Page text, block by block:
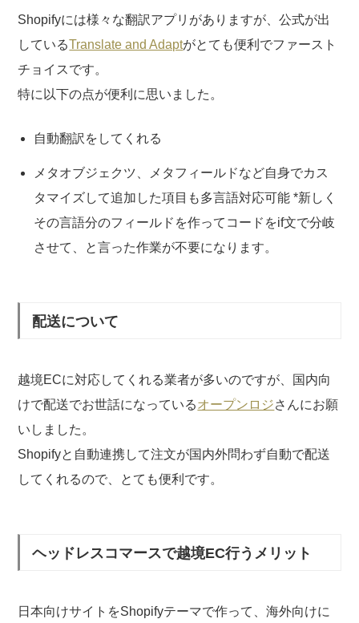
Shopifyには様々な翻訳アプリがありますが、公式が出
しているTranslate and Adaptがとても便利でファースト
チョイスです。
特に以下の点が便利に思いました。
自動翻訳をしてくれる
メタオブジェクツ、メタフィールドなど自身でカス
タマイズして追加した項目も多言語対応可能 *新しく
その言語分のフィールドを作ってコードをif文で分岐
させて、と言った作業が不要になります。
配送について
越境ECに対応してくれる業者が多いのですが、国内向
けで配送でお世話になっているオープンロジさんにお願
いしました。
Shopifyと自動連携して注文が国内外問わず自動で配送
してくれるので、とても便利です。
ヘッドレスコマースで越境EC行うメリット
日本向けサイトをShopifyテーマで作って、海外向けに